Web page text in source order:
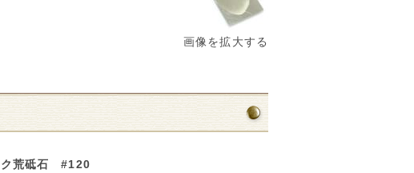
画像を拡大する
ク荒砥石 #120